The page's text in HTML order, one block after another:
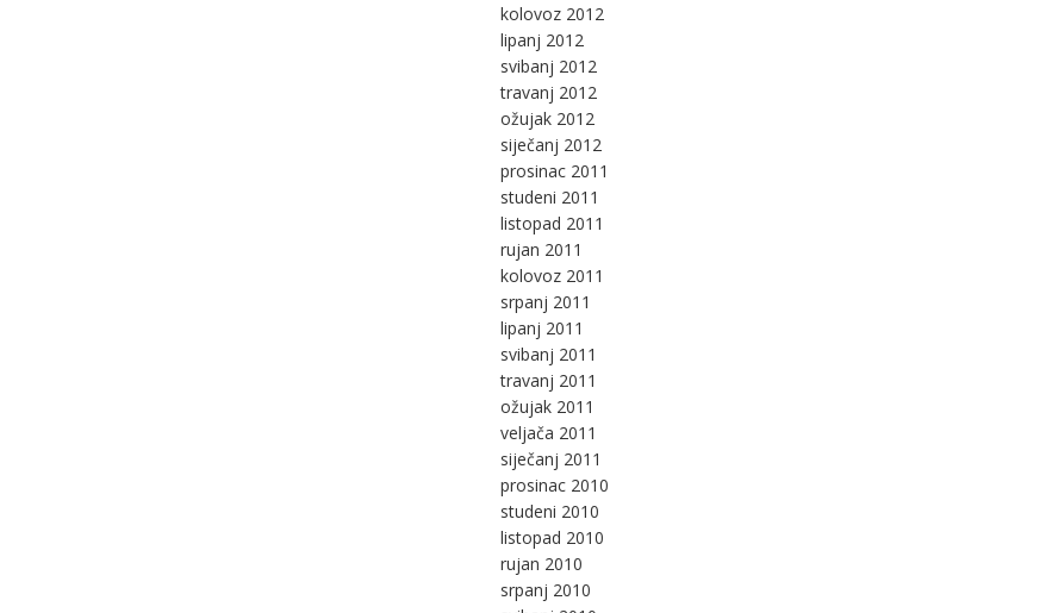
kolovoz 2012
lipanj 2012
svibanj 2012
travanj 2012
ožujak 2012
siječanj 2012
prosinac 2011
studeni 2011
listopad 2011
rujan 2011
kolovoz 2011
srpanj 2011
lipanj 2011
svibanj 2011
travanj 2011
ožujak 2011
veljača 2011
siječanj 2011
prosinac 2010
studeni 2010
listopad 2010
rujan 2010
srpanj 2010